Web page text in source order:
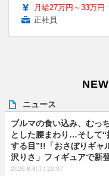
月給27万円～33万円
正社員
ニュース
ブルマの食い込み、むっ
とした腰まわり…そして“
する目”!!「おさぼりギャ
沢りさ」フィギュアで新
2026.8.8(土) 22:37